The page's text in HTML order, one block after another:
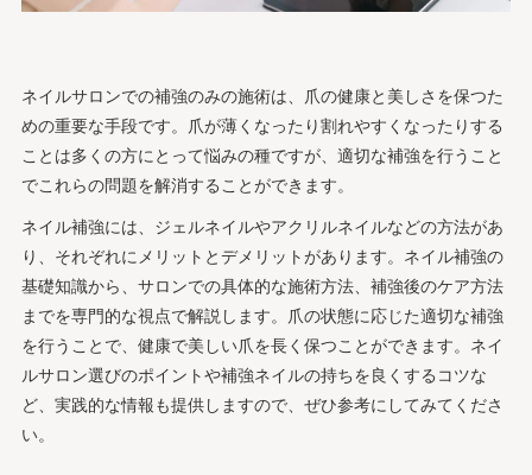
ネイルサロンでの補強のみの施術は、爪の健康と美しさを保つた
めの重要な手段です。爪が薄くなったり割れやすくなったりする
ことは多くの方にとって悩みの種ですが、適切な補強を行うこと
でこれらの問題を解消することができます。
ネイル補強には、ジェルネイルやアクリルネイルなどの方法があ
り、それぞれにメリットとデメリットがあります。ネイル補強の
基礎知識から、サロンでの具体的な施術方法、補強後のケア方法
までを専門的な視点で解説します。爪の状態に応じた適切な補強
を行うことで、健康で美しい爪を長く保つことができます。ネイ
ルサロン選びのポイントや補強ネイルの持ちを良くするコツな
ど、実践的な情報も提供しますので、ぜひ参考にしてみてくださ
い。